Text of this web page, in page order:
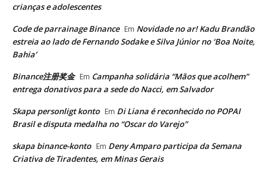
crianças e adolescentes
Code de parrainage Binance Em Novidade no ar! Kadu Brandão
estreia ao lado de Fernando Sodake e Silva Júnior no ‘Boa Noite,
Bahia’
Binance注册奖金 Em Campanha solidária “Mãos que acolhem”
entrega donativos para a sede do Nacci, em Salvador
Skapa personligt konto Em Di Liana é reconhecido no POPAI
Brasil e disputa medalha no “Oscar do Varejo”
skapa binance-konto Em Deny Amparo participa da Semana
Criativa de Tiradentes, em Minas Gerais